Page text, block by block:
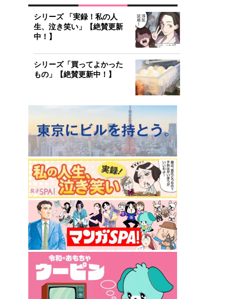
シリーズ 「実録！私の人
生、泣き笑い」【絶賛更新
中！】
シリーズ「買ってよかった
もの」【絶賛更新中！】